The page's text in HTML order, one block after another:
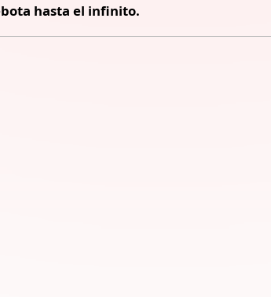
hasta el infinito.